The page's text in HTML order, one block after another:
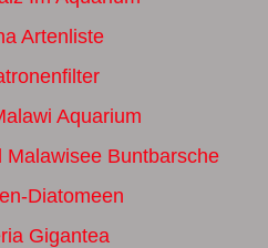
Artenliste
Aquarium
Buntbarsche
Diatomeen
Gigantea